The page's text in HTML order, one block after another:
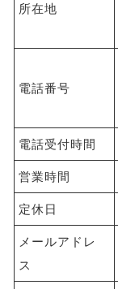
所在地
電話番号
電話受付時間
営業時間
定休日
メールアドレ
ス